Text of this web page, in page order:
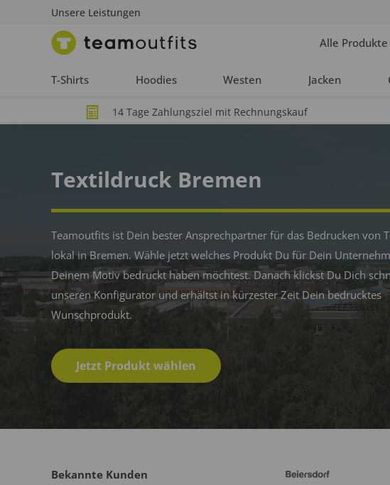
Unsere Leistungen
Alle Produkte
T-Shirts Hoodies Westen Jacken
14 Tage Zahlungsziel mit Rechnungskauf
Textildruck Bremen
Teamoutfits ist Dein bester Ansprechpartner für das Bedrucken von
lokal in Bremen. Wähle jetzt welches Produkt Du für Dein
Deinem Motiv bedruckt haben möchtest. Danach klickst Du Dich
unseren Konfigurator und erhältst in kürzester Zeit Dein bedrucktes
Wunschprodukt.
Jetzt Produkt wählen
Bekannte Kunden